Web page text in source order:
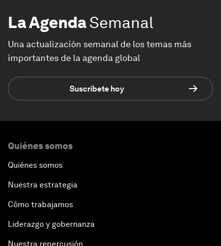
La AgendaSemanal
Una actualización semanal de los temas más
importantes de la agenda global
Suscríbete hoy
Quiénes somos
Quiénes somos
Nuestra estrategia
Cómo trabajamos
Liderazgo y gobernanza
Nuestra repercusión